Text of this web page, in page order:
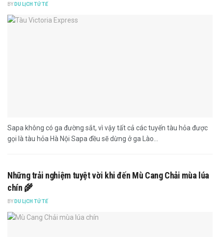
BY DU LỊCH TỬ TẾ
Sapa không có ga đường sắt, vì vậy tất cả các tuyến tàu hỏa được
gọi là tàu hỏa Hà Nội Sapa đều sẽ dừng ở ga Lào...
Những trải nghiệm tuyệt vời khi đến Mù Cang Chải mùa lúa
chín 🌾
BY DU LỊCH TỬ TẾ